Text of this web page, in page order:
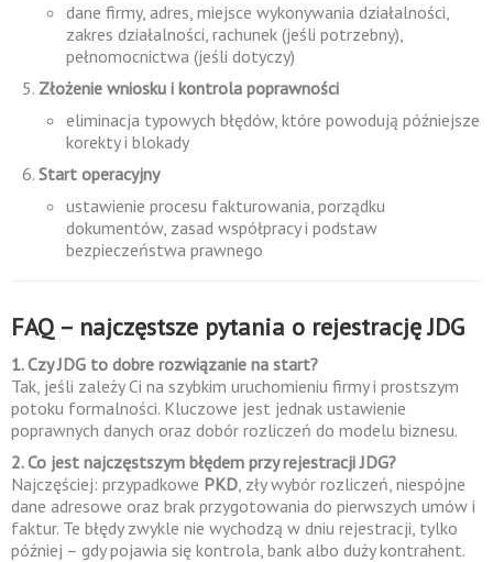
dane firmy, adres, miejsce wykonywania działalności,
zakres działalności, rachunek (jeśli potrzebny),
pełnomocnictwa (jeśli dotyczy)
Złożenie wniosku i kontrola poprawności
eliminacja typowych błędów, które powodują późniejsze
korekty i blokady
Start operacyjny
ustawienie procesu fakturowania, porządku
dokumentów, zasad współpracy i podstaw
bezpieczeństwa prawnego
FAQ – najczęstsze pytania o rejestrację JDG
1. Czy JDG to dobre rozwiązanie na start?
Tak, jeśli zależy Ci na szybkim uruchomieniu firmy i prostszym
potoku formalności. Kluczowe jest jednak ustawienie
poprawnych danych oraz dobór rozliczeń do modelu biznesu.
2. Co jest najczęstszym błędem przy rejestracji JDG?
Najczęściej: przypadkowe PKD, zły wybór rozliczeń, niespójne
dane adresowe oraz brak przygotowania do pierwszych umów i
faktur. Te błędy zwykle nie wychodzą w dniu rejestracji, tylko
później – gdy pojawia się kontrola, bank albo duży kontrahent.